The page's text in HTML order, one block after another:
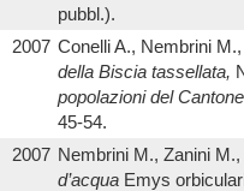
pubbl.).
2007 Conelli A., Nembrini M.,
della Biscia tassellata,
popolazioni del
45-54.
2007 Nembrini M., Zanini M.,
d’acqua Emys